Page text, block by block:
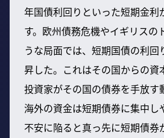
年国債利回りといった短期金利
す。欧州債務危機やイギリスの
うな局面では、短期国債の利回
昇した。これはその国からの資
投資家がその国の債券を手放す
海外の資金は短期債券に集中し
不安に陥ると真っ先に短期債券